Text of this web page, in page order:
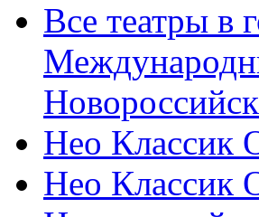
Все театры в
Нео Классик
Нео Классик